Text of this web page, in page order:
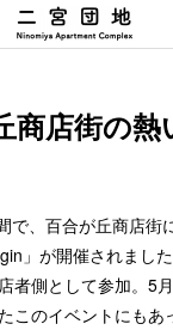
商店街の熱
で、百合が丘商店街
」が開催されまし
者側として参加。5
このイベントにもあ